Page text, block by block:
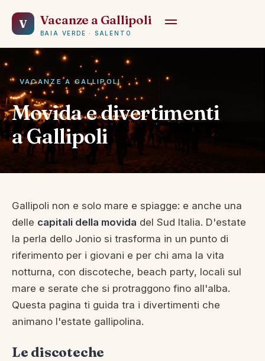
V Vacanze a Gallipoli
BAIA VERDE · SALENTO
VACANZE A GALLIPOLI
Movida e divertimenti
a Gallipoli
Gallipoli non e solo mare e spiagge: e anche una
delle capitali della movida del Sud Italia. D'estate
la perla dello Jonio si trasforma in un punto di
riferimento per i giovani e per chi ama la vita
notturna, con discoteche, beach party, locali sul
mare e serate che si protraggono fino all'alba.
Questa pagina ti guida tra i divertimenti che
animano l'estate gallipolina.
Le discoteche